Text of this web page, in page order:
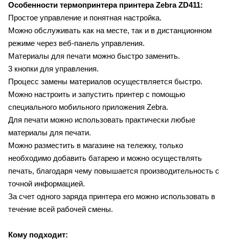
Особенности термопринтера принтера Zebra ZD411:
Простое управление и понятная настройка.
Можно обслуживать как на месте, так и в дистанционном
режиме через веб-панель управления.
Материалы для печати можно быстро заменить.
3 кнопки для управления.
Процесс замены материалов осуществляется быстро.
Можно настроить и запустить принтер с помощью
специального мобильного приложения Zebra.
Для печати можно использовать практически любые
материалы для печати.
Можно разместить в магазине на тележку, только
необходимо добавить батарею и можно осуществлять
печать, благодаря чему повышается производительность с
точной информацией.
За счет одного заряда принтера его можно использовать в
течение всей рабочей смены.
Кому подходит: